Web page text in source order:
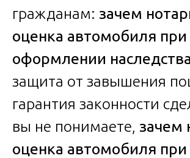
гражданам: зачем
оценка автомобиля при
оформлении наследства
защита от завышения
гарантия законности
вы не понимаете, зачем
оценка автомобиля при